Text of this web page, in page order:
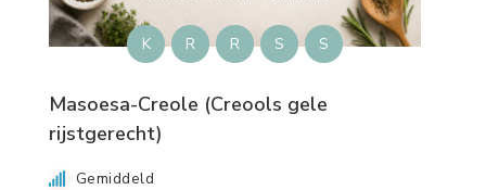
K R R S S
Masoesa-Creole (Creools gele
rijstgerecht)
Gemiddeld